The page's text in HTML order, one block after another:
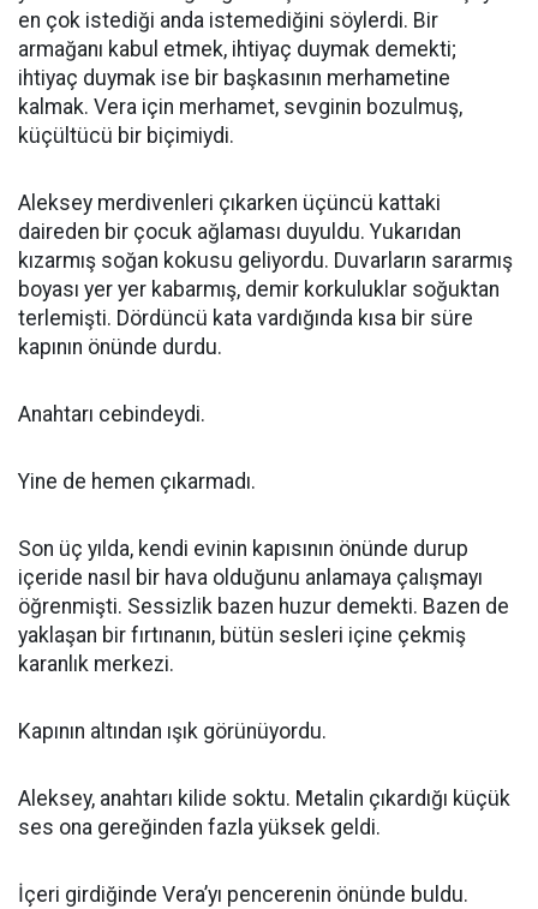
en çok istediği anda istemediğini söylerdi. Bir
armağanı kabul etmek, ihtiyaç duymak demekti;
ihtiyaç duymak ise bir başkasının merhametine
kalmak. Vera için merhamet, sevginin bozulmuş,
küçültücü bir biçimiydi.
Aleksey merdivenleri çıkarken üçüncü kattaki
daireden bir çocuk ağlaması duyuldu. Yukarıdan
kızarmış soğan kokusu geliyordu. Duvarların sararmış
boyası yer yer kabarmış, demir korkuluklar soğuktan
terlemişti. Dördüncü kata vardığında kısa bir süre
kapının önünde durdu.
Anahtarı cebindeydi.
Yine de hemen çıkarmadı.
Son üç yılda, kendi evinin kapısının önünde durup
içeride nasıl bir hava olduğunu anlamaya çalışmayı
öğrenmişti. Sessizlik bazen huzur demekti. Bazen de
yaklaşan bir fırtınanın, bütün sesleri içine çekmiş
karanlık merkezi.
Kapının altından ışık görünüyordu.
Aleksey, anahtarı kilide soktu. Metalin çıkardığı küçük
ses ona gereğinden fazla yüksek geldi.
İçeri girdiğinde Vera’yı pencerenin önünde buldu.